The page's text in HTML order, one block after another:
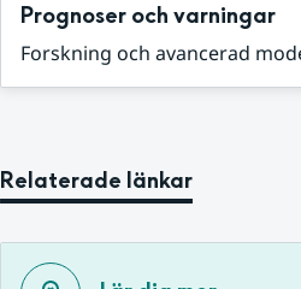
Prognoser och varningar
Forskning och avancerad
Relaterade länkar